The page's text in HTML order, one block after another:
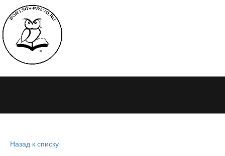
Назад к списку